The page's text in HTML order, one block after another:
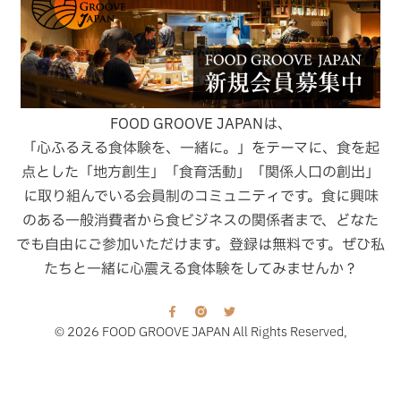
FOOD GROOVE JAPANは、
「心ふるえる食体験を、一緒に。」をテーマに、食を起
点とした「地方創生」「食育活動」「関係人口の創出」
に取り組んでいる会員制のコミュニティです。食に興味
のある一般消費者から食ビジネスの関係者まで、どなた
でも自由にご参加いただけます。登録は無料です。ぜひ私
たちと一緒に心震える食体験をしてみませんか？
© 2026 FOOD GROOVE JAPAN All Rights Reserved,